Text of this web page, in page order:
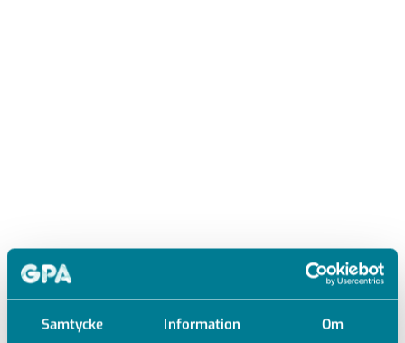
Samtycke Information Om
1F10010
PVDF UNION RAK